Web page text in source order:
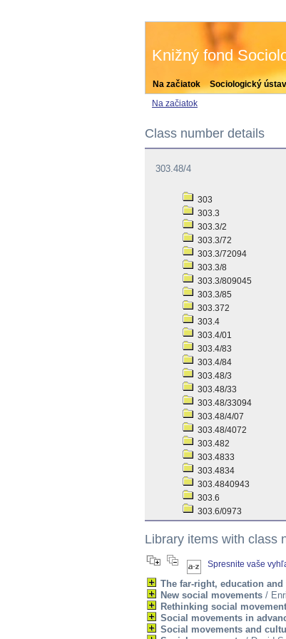
Na začiatok Sociologický
Knižný fond
Na začiatok
Class number details
303.48/4
303
303.3
303.3/2
303.3/72
303.3/72094
303.3/8
303.3/809045
303.3/85
303.372
303.4
303.4/01
303.4/83
303.4/84
303.48/3
303.48/33
303.48/33094
303.48/4/07
303.48/4072
303.482
303.4833
303.4834
303.4840943
303.6
303.6/0973
Library items with class
Spresnite vaše
The far-right, education and
New social movements /
Rethinking social
Social movements in
Social movements and